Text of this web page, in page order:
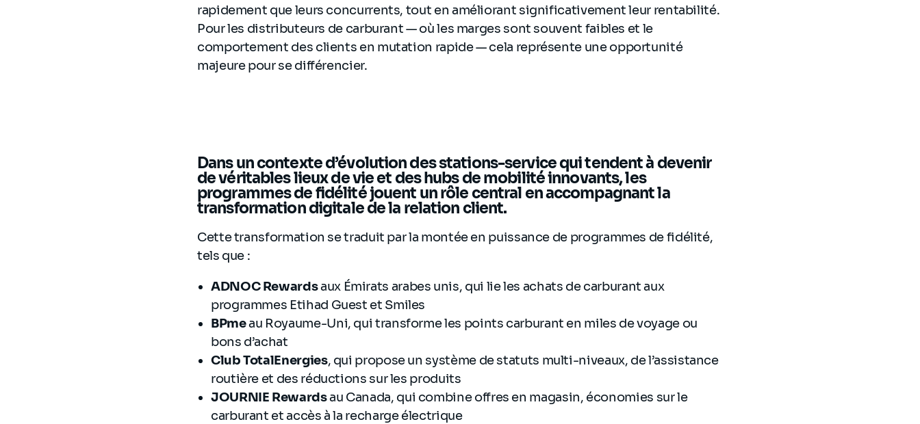
rapidement que leurs concurrents, tout en améliorant significativement leur rentabilité.
Pour les distributeurs de carburant — où les marges sont souvent faibles et le
comportement des clients en mutation rapide — cela représente une opportunité
majeure pour se différencier.
Dans un contexte d’évolution des stations-service qui tendent à devenir
de véritables lieux de vie et des hubs de mobilité innovants, les
programmes de fidélité jouent un rôle central en accompagnant la
transformation digitale de la relation client.
Cette transformation se traduit par la montée en puissance de programmes de fidélité,
tels que :
ADNOC Rewardsaux Émirats arabes unis, qui lie les achats de carburant aux
programmes Etihad Guest et Smiles
BPmeau Royaume-Uni, qui transforme les points carburant en miles de voyage ou
bons d’achat
Club TotalEnergies, qui propose un système de statuts multi-niveaux, de l’assistance
routière et des réductions sur les produits
JOURNIE Rewardsau Canada, qui combine offres en magasin, économies sur le
carburant et accès à la recharge électrique